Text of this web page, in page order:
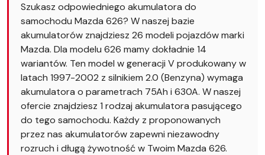
Szukasz odpowiedniego akumulatora do
samochodu Mazda 626? W naszej bazie
akumulatorów znajdziesz 26 modeli pojazdów marki
Mazda. Dla modelu 626 mamy dokładnie 14
wariantów. Ten model w generacji V produkowany w
latach 1997-2002 z silnikiem 2.0 (Benzyna) wymaga
akumulatora o parametrach 75Ah i 630A. W naszej
ofercie znajdziesz 1 rodzaj akumulatora pasującego
do tego samochodu. Każdy z proponowanych
przez nas akumulatorów zapewni niezawodny
rozruch i długą żywotność w Twoim Mazda 626.